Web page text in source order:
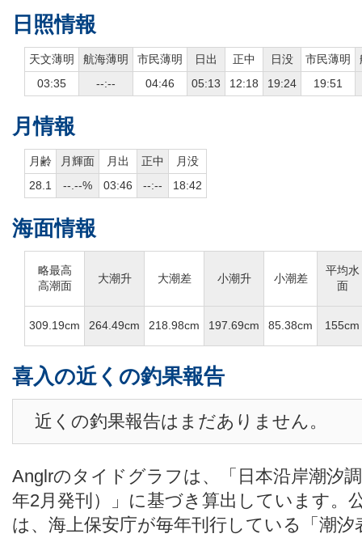
日照情報
天文薄明 航海薄明 市民薄明 日出 正中 日没 市民薄明
03:35
--:-- 04:46 05:13 12:18 19:24 19:51
月情報
月齢 月輝面 月出 正中
月没
28.1
--.--% 03:46 --:-- 18:42
海面情報
略最高
高潮面
大潮升 大潮差 小潮升 小潮差
平均水
面
309.19cm 264.49cm 218.98cm 197.69cm 85.38cm 155cm
喜入の近くの釣果報告
近くの釣果報告はまだありません。
Anglrのタイドグラフは、「日本沿岸潮汐
年2月発刊）」に基づき算出しています。
は、海上保安庁が毎年刊行している「潮